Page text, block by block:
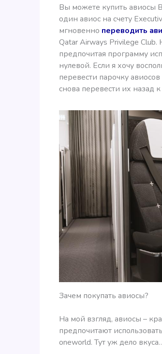
Вы можете купить авиосы
один авиос на счету
мгновенно переводить
Qatar Airways Privilege
предпочитая программу
нулевой. Если я хочу
перевести парочку
снова перевести их назад
Зачем покупать авиосы?
На мой взгляд, авиосы –
предпочитают
oneworld. Тут уж дело